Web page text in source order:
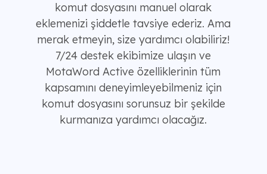
komut dosyasını manuel olarak
eklemenizi şiddetle tavsiye ederiz. Ama
merak etmeyin, size yardımcı olabiliriz!
7/24 destek ekibimize ulaşın ve
MotaWord Active özelliklerinin tüm
kapsamını deneyimleyebilmeniz için
komut dosyasını sorunsuz bir şekilde
kurmanıza yardımcı olacağız.